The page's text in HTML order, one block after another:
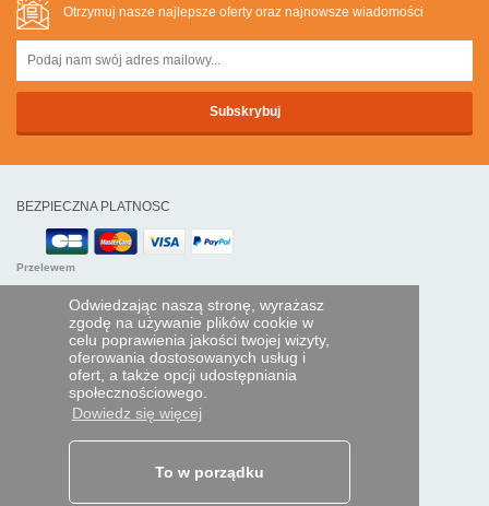
Odwiedzając naszą stronę, wyrażasz
zgodę na używanie plików cookie w
celu poprawienia jakości twojej wizyty,
oferowania dostosowanych usług i
ofert, a także opcji udostępniania
społecznościowego.
Dowiedz się więcej
To w porządku
Otrzymuj nasze najlepsze oferty oraz najnowsze wiadomości
BEZPIECZNA PLATNOSC
Przelewem
POMOC I USŁUGI
Śledź swoje zamówienie
PILOTY EXPRESS
Kim jesteśmy?
Dane osobowe